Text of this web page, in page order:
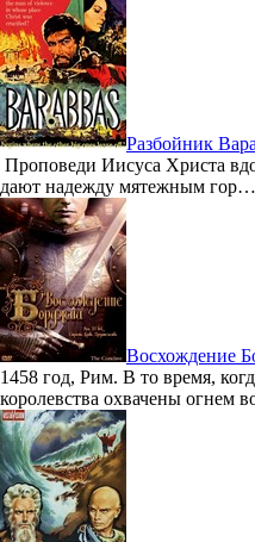
Разбойник
Проповеди Иисуса Христа
дают надежду мятежным гор…
Восхождение
1458 год, Рим. В то время,
королевства охвачены огнем